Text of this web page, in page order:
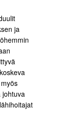
ja
johtuva